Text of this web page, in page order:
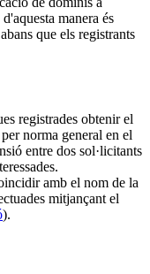
manera és
que els registrants
registrades obtenir el
norma general en el
entre dos sol·licitants
amb el nom de la
mitjançant el
).